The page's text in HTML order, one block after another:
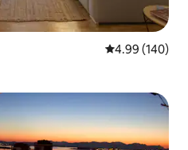
औसत रेटिंग 5 में से
4.99 (140)